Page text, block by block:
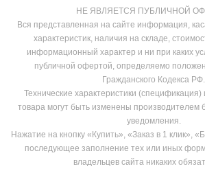
НЕ ЯВЛЯЕТСЯ ПУБЛИЧНОЙ
Вся представленная на сайте информация,
характеристик, наличия на складе,
информационный характер и ни при каких
публичной офертой, определяемо
Гражданского Кодекса РФ.
Технические характеристики (спецификация)
товара могут быть изменены производителем
уведомления.
Нажатие на кнопку «Купить», «Заказ в 1 клик»,
последующее заполнение тех или иных
владельцев сайта никаких